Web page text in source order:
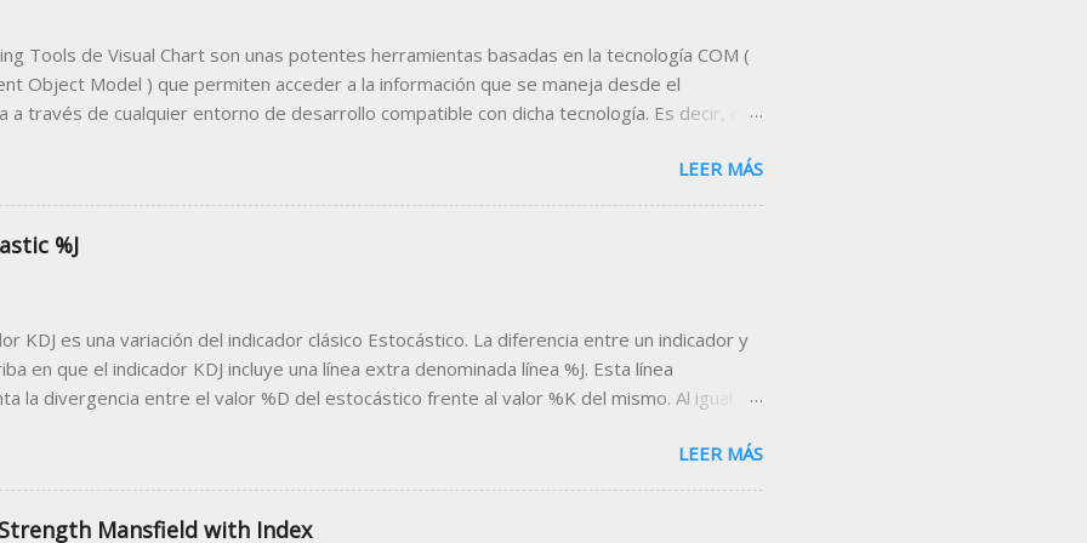
Tools de Visual Chart son unas potentes herramientas basadas en la tecnología COM (
Object Model ) que permiten acceder a la información que se maneja desde el
a través de cualquier entorno de desarrollo compatible con dicha tecnología. Es decir, que
trabajar desde el programa cliente con los datos bursátiles que proporciona Visual Chart .
más común de programa cliente compatible con esta tecnología es Microsoft Excel . A
las macros de Microsoft, podemos diseñar sencillas herramientas que nos permitan
desde la famosa hoja de cálculo datos como precios en tiempo real, indicadores,
Ejemplo Descarga H...
LEER MÁS
%J
KDJ es una variación del indicador clásico Estocástico. La diferencia entre un indicador y
en que el indicador KDJ incluye una línea extra denominada línea %J. Esta línea
la divergencia entre el valor %D del estocástico frente al valor %K del mismo. Al igual
el valor de %J puede superar estos niveles, llegando a estar por encima de 100 y por
0. Pueden descargar este indicador desde el siguiente enlace: Stochastic %J
del indicador A la hora de analizar las señales de este indicador, nos fijamos
LEER MÁS
Mansfield with Index